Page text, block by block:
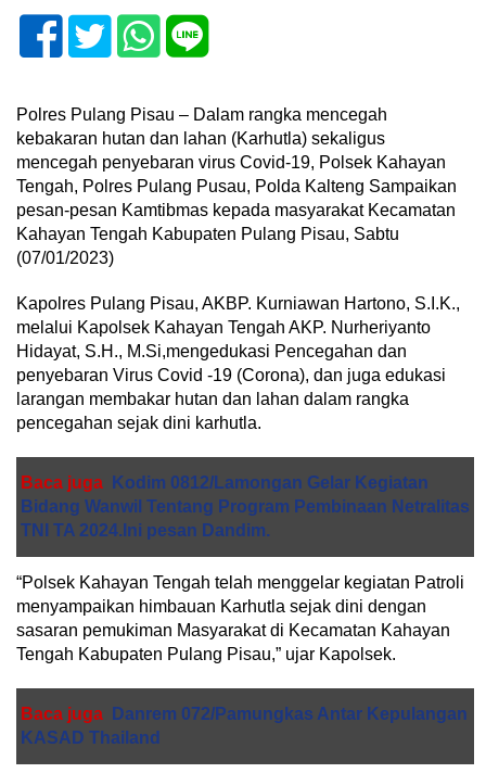
Polres Pulang Pisau – Dalam rangka mencegah
kebakaran hutan dan lahan (Karhutla) sekaligus
mencegah penyebaran virus Covid-19, Polsek Kahayan
Tengah, Polres Pulang Pusau, Polda Kalteng Sampaikan
pesan-pesan Kamtibmas kepada masyarakat Kecamatan
Kahayan Tengah Kabupaten Pulang Pisau, Sabtu
(07/01/2023)
Kapolres Pulang Pisau, AKBP. Kurniawan Hartono, S.I.K.,
melalui Kapolsek Kahayan Tengah AKP. Nurheriyanto
Hidayat, S.H., M.Si,mengedukasi Pencegahan dan
penyebaran Virus Covid -19 (Corona), dan juga edukasi
larangan membakar hutan dan lahan dalam rangka
pencegahan sejak dini karhutla.
Baca juga
Kodim 0812/Lamongan Gelar Kegiatan
Bidang Wanwil Tentang Program Pembinaan Netralitas
TNI TA 2024.Ini pesan Dandim.
“Polsek Kahayan Tengah telah menggelar kegiatan Patroli
menyampaikan himbauan Karhutla sejak dini dengan
sasaran pemukiman Masyarakat di Kecamatan Kahayan
Tengah Kabupaten Pulang Pisau,” ujar Kapolsek.
Baca juga
Danrem 072/Pamungkas Antar Kepulangan
KASAD Thailand